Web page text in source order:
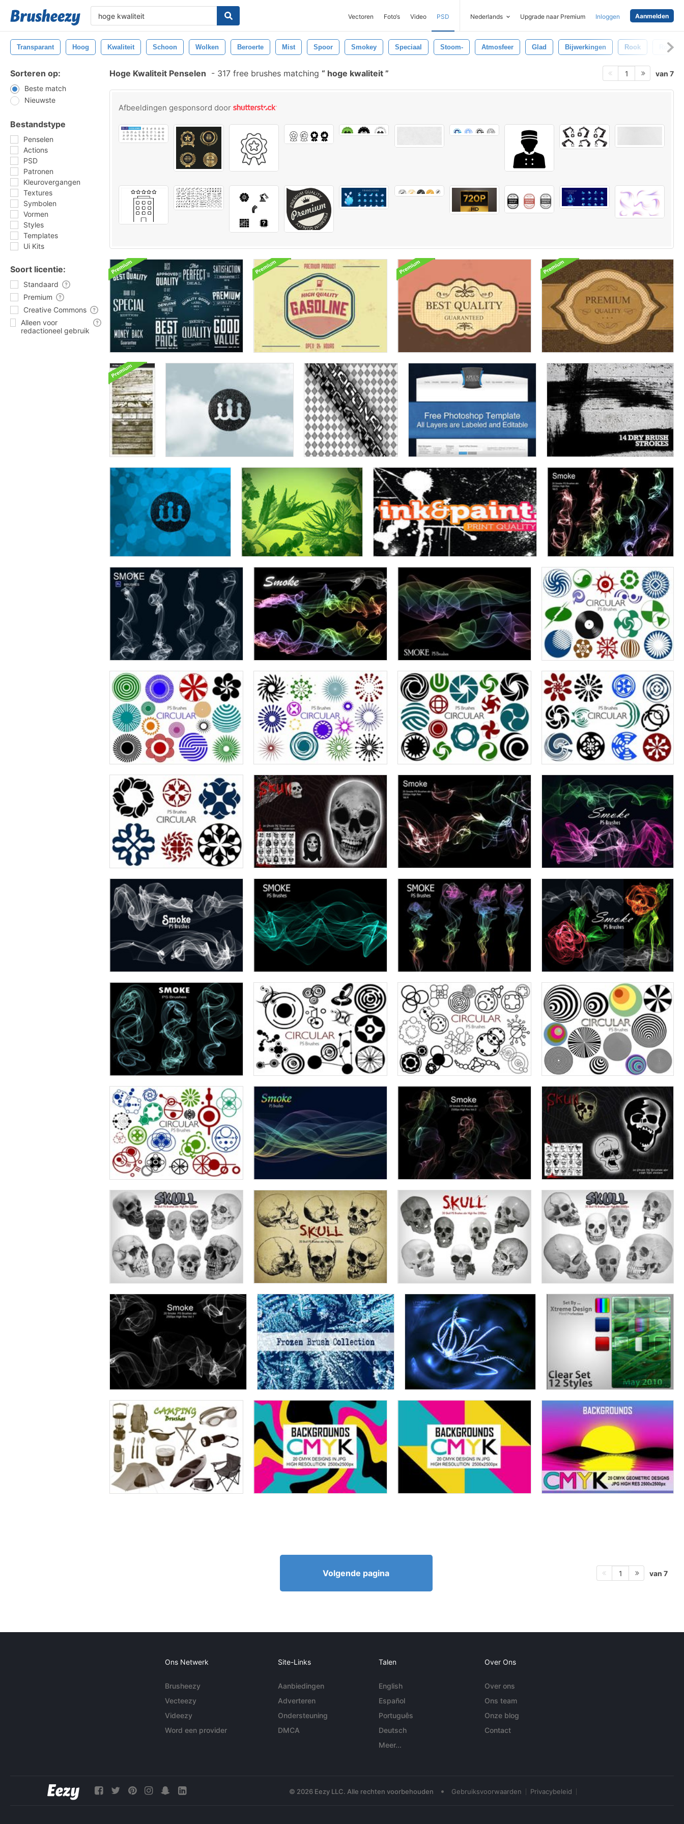
Vectoren Foto‘s Video PSD Nederlands Upgrade naar Premium Inloggen Aanmelden
Transparant Hoog Kwaliteit Schoon Wolken Beroerte Mist Spoor Smokey Speciaal Stoom- Atmosfeer Glad Bijwerkingen Rook Roken
Sorteren op:
Beste match
Nieuwste
Bestandstype
Penselen
Actions
PSD
Patronen
Kleurovergangen
Textures
Symbolen
Vormen
Styles
Templates
Ui Kits
Soort licentie:
Standaard
Premium
Creative Commons
Alleen voor
redactioneel gebruik
Hoge Kwaliteit Penselen - 317 free brushes matching hoge kwaliteit 1 van 7
Afbeeldingen gesponsord door
Volgende pagina 1 van 7
Ons Netwerk
Brusheezy
Vecteezy
Videezy
Word een provider
Site-Links
Aanbiedingen
Adverteren
Ondersteuning
DMCA
Talen
English
Español
Português
Deutsch
Meer...
Over Ons
Over ons
Ons team
Onze blog
Contact
© 2026 Eezy LLC. Alle rechten voorbehouden • Gebruiksvoorwaarden Privacybeleid